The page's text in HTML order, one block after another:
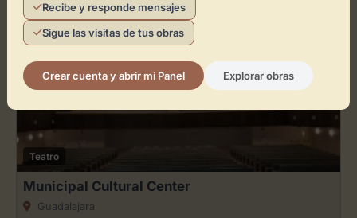
Otros espacios similares en San
Sebastián de los Reyes
Teatro
Municipal Cultural Center
Guadalajara
Recibe y responde mensajes
Sigue las visitas de tus obras
Crear cuenta y abrir mi Panel Explorar obras